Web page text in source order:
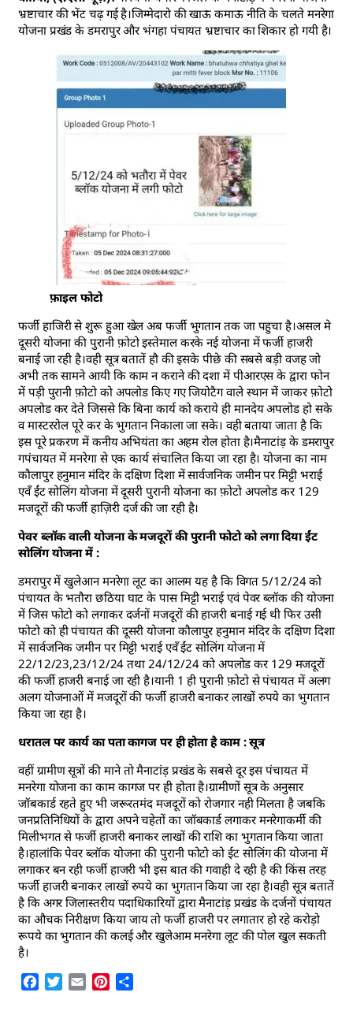
भ्रष्टाचार की भेंट चढ़ गई है।जिम्मेदारो की खाऊ कमाऊ नीति के चलते मनरेगा
योजना प्रखंड के डमरापुर और भंगहा पंचायत भ्रष्टाचार का शिकार हो गयी है।
फ़ाइल फोटो
फर्जी हाजिरी से शुरू हुआ खेल अब फर्जी भुगतान तक जा पहुचा है।असल मे
दूसरी योजना की पुरानी फ़ोटो इस्तेमाल करके नई योजना में फर्जी हाजरी
बनाई जा रही है।वही सूत्र बतातें हौ की इसके पीछे की सबसे बड़ी वजह जो
अभी तक सामने आयी कि काम न कराने की दशा में पीआरएस के द्वारा फोन
में पड़ी पुरानी फ़ोटो को अपलोड किए गए जियोटैग वाले स्थान में जाकर फ़ोटो
अपलोड कर देते जिससे कि बिना कार्य को कराये ही मानदेय अपलोड हो सके
व मास्टररोल पूरे कर के भुगतान निकाला जा सके। वही बताया जाता है कि
इस पूरे प्रकरण में कनीय अभियंता का अहम रोल होता है।मैनाटांड़ के डमरापुर
गपंचायत में मनरेगा से एक कार्य संचालित किया जा रहा है। योजना का नाम
कौलापुर हनुमान मंदिर के दक्षिण दिशा में सार्वजनिक जमीन पर मिट्टी भराई
एवँ ईंट सोलिंग योजना में दूसरी पुरानी योजना का फ़ोटो अपलोड कर 129
मजदूरों की फर्जी हाज़िरी दर्ज की जा रही है।
पेवर ब्लॉक वाली योजना के मजदूरों की पुरानी फोटो को लगा दिया ईंट
सोलिंग योजना में :
डमरापुर में खुलेआन मनरेगा लूट का आलम यह है कि विगत 5/12/24 को
पंचायत के भतौरा छठिया घाट के पास मिट्टी भराई एवं पेवर ब्लॉक की योजना
में जिस फोटो को लगाकर दर्जनों मजदूरों की हाजरी बनाई गई थी फिर उसी
फोटो को ही पंचायत की दूसरी योजना कौलापुर हनुमान मंदिर के दक्षिण दिशा
में सार्वजनिक जमीन पर मिट्टी भराई एवँ ईंट सोलिंग योजना में
22/12/23,23/12/24 तथा 24/12/24 को अपलोड कर 129 मजदूरों
की फर्जी हाजरी बनाई जा रही है।यानी 1 ही पुरानी फ़ोटो से पंचायत में अलग
अलग योजनाओं में मजदूरों की फर्जी हाजरी बनाकर लाखों रुपये का भुगतान
किया जा रहा है।
धरातल पर कार्य का पता कागज पर ही होता है काम : सूत्र
वहीं ग्रामीण सूत्रों की माने तो मैनाटांड़ प्रखंड के सबसे दूर इस पंचायत में
मनरेगा योजना का काम कागज पर ही होता है।ग्रामीणों सूत्र के अनुसार
जॉबकार्ड रहते हुए भी जरूरतमंद मजदूरों को रोजगार नही मिलता है जबकि
जनप्रतिनिधियों के द्वारा अपने चहेतों का जॉबकार्ड लगाकर मनरेगाकर्मी की
मिलीभगत से फर्जी हाजरी बनाकर लाखों की राशि का भुगतान किया जाता
है।हालांकि पेवर ब्लॉक योजना की पुरानी फोटो को ईट सोलिंग की योजना में
लगाकर बन रही फर्जी हाजरी भी इस बात की गवाही दे रही है की किंस तरह
फर्जी हाजरी बनाकर लाखों रुपये का भुगतान किया जा रहा है।वही सूत्र बतातें
है कि अगर जिलास्तरीय पदाधिकारियों द्वारा मैनाटांड़ प्रखंड के दर्जनों पंचायत
का औचक निरीक्षण किया जाय तो फर्जी हाजरी पर लगातार हो रहे करोड़ो
रूपये का भुगतान की कलई और खुलेआम मनरेगा लूट की पोल खुल सकती
है।
Facebook
Twitter
Email Pinterest